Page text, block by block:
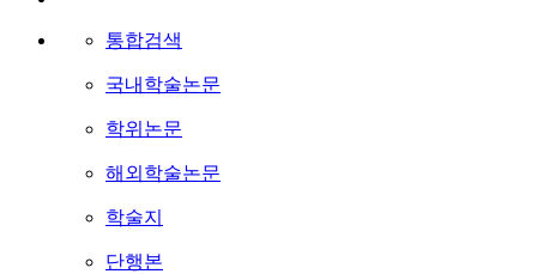
통합검색
국내학술논문
학위논문
해외학술논문
학술지
단행본